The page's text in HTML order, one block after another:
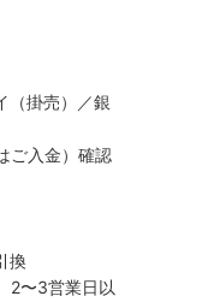
（掛売）／銀
ご入金）確認
換
2〜3営業日以